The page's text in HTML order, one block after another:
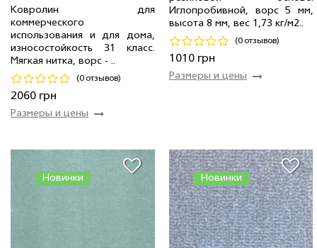
Ковролин для
коммерческого
использования и для дома,
износостойкость 31 класс.
Мягкая нитка, ворс - ..
(0 отзывов)
2060 грн
Размеры и цены
4.0 м 4 мп
2.0 м
1 мп 2 060 грн/мп
Код 11068
Иглопробивной, ворс 5 мм,
высота 8 мм, вес 1,73 кг/м2..
(0 отзывов)
1010 грн
Размеры и цены
2.0 м 159 мп 1 010 грн/мп
Новинки Новинки